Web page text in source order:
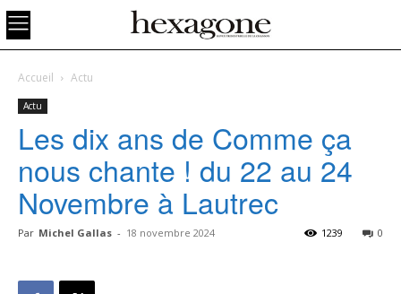
Accueil Actu
Actu
Les dix ans de Comme ça
nous chante ! du 22 au 24
Novembre à Lautrec
Par Michel Gallas - 18 novembre 2024 0
1239